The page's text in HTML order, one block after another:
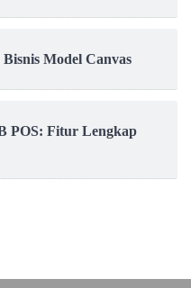
Model Canvas
POS: Fitur Lengkap